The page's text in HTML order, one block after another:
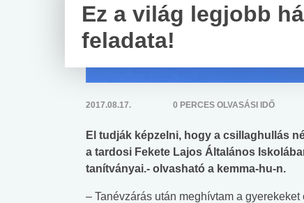
Ez a világ legjobb
feladata!
2017.08.17. 0 PERCES OLVASÁSI IDŐ
El tudják képzelni, hogy a csillaghullás
a tardosi Fekete Lajos Általános
tanítványai.- olvasható a kemma-hu-n.
– Tanévzárás után meghívtam a